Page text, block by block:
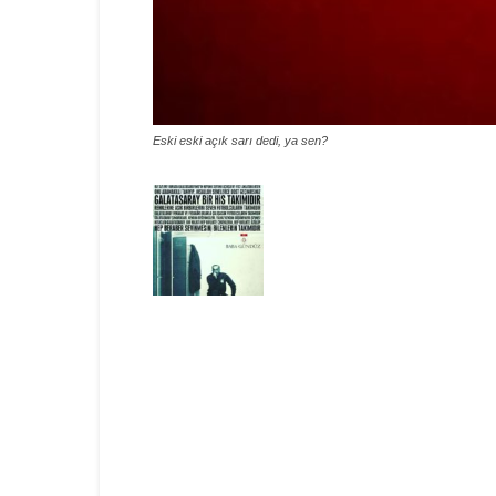
Eski eski açık sarı dedi, ya sen?